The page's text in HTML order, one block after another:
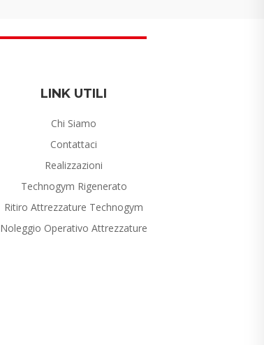
LINK UTILI
Chi Siamo
Contattaci
Realizzazioni
Technogym Rigenerato
Ritiro Attrezzature Technogym
Noleggio Operativo Attrezzature